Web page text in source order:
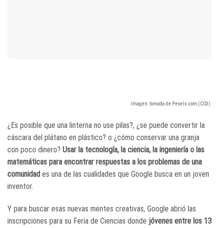
Imagen: tomada de Pexels.com (CC0).
¿Es posible que una linterna no use pilas?, ¿se puede convertir la
cáscara del plátano en plástico? o ¿cómo conservar una granja
con poco dinero? Usar la tecnología, la ciencia, la ingeniería o las
matemáticas para encontrar respuestas a los problemas de una
comunidad es una de las cualidades que Google busca en un joven
inventor.
Y para buscar esas nuevas mentes creativas, Google abrió las
inscripciones para su Feria de Ciencias donde jóvenes entre los 13